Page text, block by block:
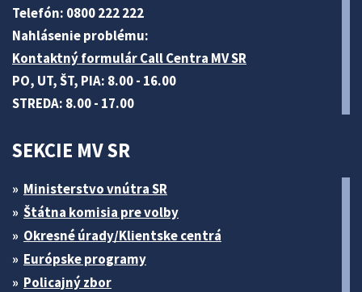
Telefón: 0800 222 222
Nahlásenie problému:
Kontaktný formulár Call Centra MV SR
PO, UT, ŠT, PIA: 8.00 - 16.00
STREDA: 8.00 - 17.00
SEKCIE MV SR
Ministerstvo vnútra SR
Štátna komisia pre volby
Okresné úrady/Klientske centrá
Európske programy
Policajný zbor